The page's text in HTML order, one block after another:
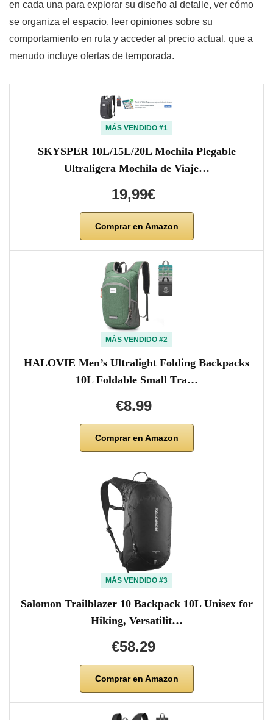
en cada una para explorar su diseño al detalle, ver cómo
se organiza el espacio, leer opiniones sobre su
comportamiento en ruta y acceder al precio actual, que a
menudo incluye ofertas de temporada.
MÁS VENDIDO #1
SKYSPER 10L/15L/20L Mochila Plegable
Ultraligera Mochila de Viaje…
19,99€
Comprar en Amazon
MÁS VENDIDO #2
HALOVIE Men’s Ultralight Folding Backpacks
10L Foldable Small Tra…
€8.99
Comprar en Amazon
MÁS VENDIDO #3
Salomon Trailblazer 10 Backpack 10L Unisex for
Hiking, Versatilit…
€58.29
Comprar en Amazon